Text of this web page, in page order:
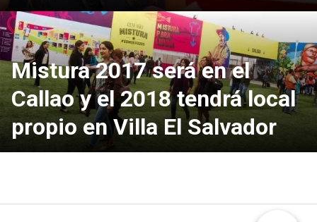
Mistura 2017 será en el
Callao y el 2018 tendrá local
propio en Villa El Salvador